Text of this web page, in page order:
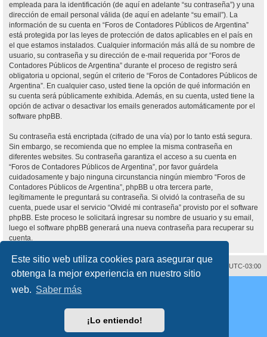
Este sitio web utiliza cookies para asegurar que
obtenga la mejor experiencia en nuestro sitio
web. Saber más
¡Lo entiendo!
empleada para la identificación (de aquí en adelante “su contraseña”) y una
dirección de email personal válida (de aquí en adelante “su email”). La
información de su cuenta en “Foros de Contadores Públicos de Argentina”
está protegida por las leyes de protección de datos aplicables en el país en
el que estamos instalados. Cualquier información más allá de su nombre de
usuario, su contraseña y su dirección de e-mail requerida por “Foros de
Contadores Públicos de Argentina” durante el proceso de registro será
obligatoria u opcional, según el criterio de “Foros de Contadores Públicos de
Argentina”. En cualquier caso, usted tiene la opción de qué información en
su cuenta será públicamente exhibida. Además, en su cuenta, usted tiene la
opción de activar o desactivar los emails generados automáticamente por el
software phpBB.
Su contraseña está encriptada (cifrado de una vía) por lo tanto está segura.
Sin embargo, se recomienda que no emplee la misma contraseña en
diferentes websites. Su contraseña garantiza el acceso a su cuenta en
“Foros de Contadores Públicos de Argentina”, por favor guárdela
cuidadosamente y bajo ninguna circunstancia ningún miembro “Foros de
Contadores Públicos de Argentina”, phpBB u otra tercera parte,
legítimamente le preguntará su contraseña. Si olvidó la contraseña de su
cuenta, puede usar el servicio “Olvidé mi contraseña” provisto por el software
phpBB. Este proceso le solicitará ingresar su nombre de usuario y su email,
luego el software phpBB generará una nueva contraseña para recuperar su
cuenta.
Todos los horarios son UTC-03:00
Borrar cookies
Desarrollado por
® Forum Software © phpBB Limited
Traducción al español porphpBB España
Condiciones